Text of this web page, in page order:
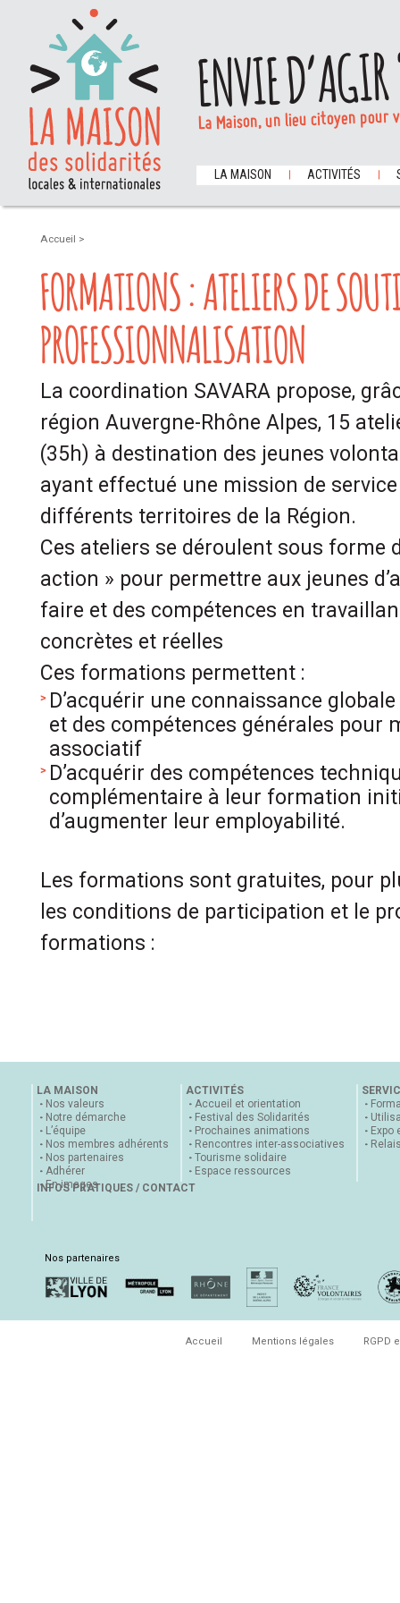
ENVIE
La Maison, un lieu citoyen
LA MAISON ACTIVITÉS
Accueil >
FORMATIONS : ATELIERS DE
PROFESSIONNALISATION
La coordination SAVARA propose,
région Auvergne-Rhône Alpes, 15
(35h) à destination des jeunes
ayant effectué une mission de
différents territoires de la Région.
Ces ateliers se déroulent sous forme
action » pour permettre aux jeunes
faire et des compétences en
concrètes et réelles
Ces formations permettent :
D’acquérir une connaissance
et des compétences générales pour
associatif
D’acquérir des compétences
complémentaire à leur formation
d’augmenter leur employabilité.
Les formations sont gratuites, pour
les conditions de participation et le
formations :
LA MAISON
Nos valeurs
Notre démarche
L’équipe
Nos membres adhérents
Nos partenaires
Adhérer
En images
ACTIVITÉS
Accueil et orientation
Festival des Solidarités
Prochaines animations
Rencontres inter-associatives
Tourisme solidaire
Espace ressources
Expo
INFOS PRATIQUES / CONTACT
Nos partenaires
Accueil Mentions légales RGPD